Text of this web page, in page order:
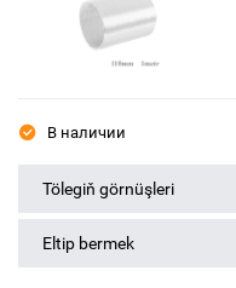
В наличии
Tölegiň görnüşleri
Eltip bermek